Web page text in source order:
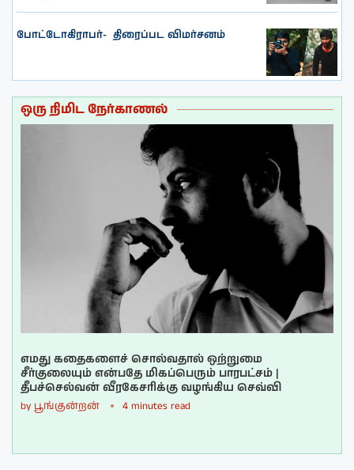
போட்டோகிராபர்- ‌ திரைப்பட விமர்சனம்
ஒரு நிமிட நேர்காணல்
எமது கதைகளைச் சொல்வதால் ஒற்றுமை
சீர்குலையும் என்பதே மிகப்பெரும் பாரபட்சம் |
தீபச்செல்வன் வீரகேசரிக்கு வழங்கிய செவ்வி
by பூங்குன்றன் 4 minutes read